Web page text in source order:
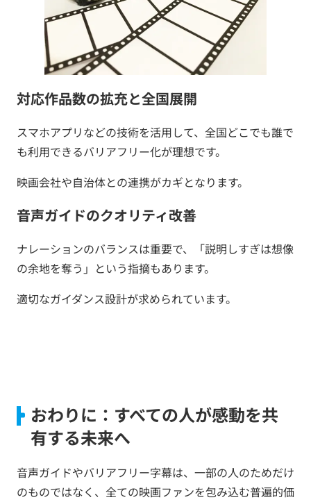
対応作品数の拡充と全国展開
スマホアプリなどの技術を活用して、全国どこでも誰で
も利用できるバリアフリー化が理想です。
映画会社や自治体との連携がカギとなります。
音声ガイドのクオリティ改善
ナレーションのバランスは重要で、「説明しすぎは想像
の余地を奪う」という指摘もあります。
適切なガイダンス設計が求められています。
おわりに：すべての人が感動を共
有する未来へ
音声ガイドやバリアフリー字幕は、一部の人のためだけ
のものではなく、全ての映画ファンを包み込む普遍的価